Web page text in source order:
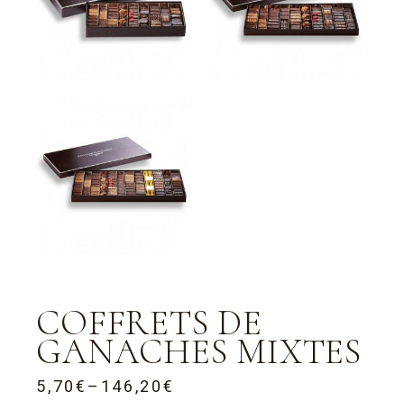
COFFRETS DE
GANACHES MIXTES
5,70€– 146,20€